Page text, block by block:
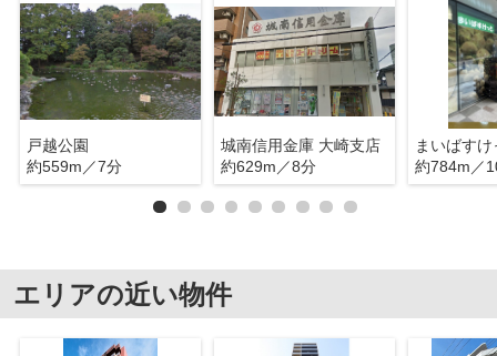
戸越公園
約559m／7分
城南信用金庫 大崎支店
約629m／8分
約784m／
エリアの近い物件